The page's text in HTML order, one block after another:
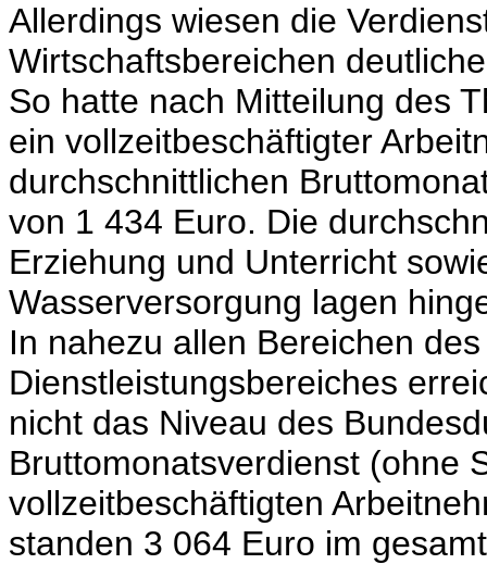
Allerdings wiesen die
Wirtschaftsbereichen
So hatte nach Mitteilung des
ein vollzeitbeschäftigter
durchschnittlichen
von 1 434 Euro. Die
Erziehung und Unterricht
Wasserversorgung lagen
In nahezu allen Bereichen
Dienstleistungsbereiches
nicht das Niveau des
Bruttomonatsverdienst (ohne
vollzeitbeschäftigten
standen 3 064 Euro im